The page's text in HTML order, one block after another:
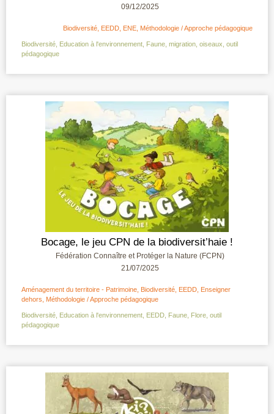
09/12/2025
Biodiversité EEDD ENE Méthodologie / Approche pédagogique
Biodiversité Education à l'environnement Faune migration oiseaux outil
pédagogique
Bocage, le jeu CPN de la biodiversit’haie !
Fédération Connaître et Protéger la Nature (FCPN)
21/07/2025
Aménagement du territoire - Patrimoine Biodiversité EEDD Enseigner
dehors
Méthodologie / Approche pédagogique
Biodiversité Education à l'environnement EEDD Faune Flore outil
pédagogique